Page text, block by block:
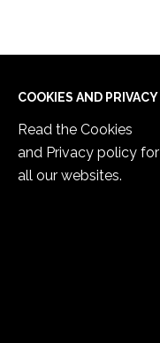
COOKIES AND PRIVACY
Read the Cookies
and Privacy policy for
all our websites.